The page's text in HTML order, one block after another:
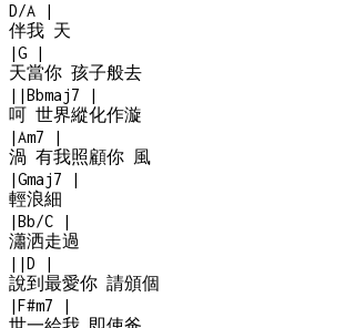
D/A
|
伴我 天
|G
|
天當你 孩子般去
| |Bbmaj7
|
呵 世界縱化作漩
|Am7
|
渦 有我照顧你 風
|Gmaj7
|
輕浪細
|Bb/C
|
瀟洒走過
| |D
|
說到最愛你 請頒個
|F#m7
|